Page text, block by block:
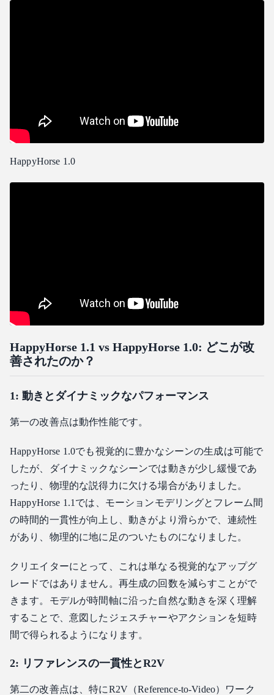
HappyHorse 1.0
HappyHorse 1.1 vs HappyHorse 1.0: どこが改
善されたのか？
1: 動きとダイナミックなパフォーマンス
第一の改善点は動作性能です。
HappyHorse 1.0でも視覚的に豊かなシーンの生成は可能で
したが、ダイナミックなシーンでは動きが少し緩慢であ
ったり、物理的な説得力に欠ける場合がありました。
HappyHorse 1.1では、モーションモデリングとフレーム間
の時間的一貫性が向上し、動きがより滑らかで、連続性
があり、物理的に地に足のついたものになりました。
クリエイターにとって、これは単なる視覚的なアップグ
レードではありません。再生成の回数を減らすことがで
きます。モデルが時間軸に沿った自然な動きを深く理解
することで、意図したジェスチャーやアクションを短時
間で得られるようになります。
2: リファレンスの一貫性とR2V
第二の改善点は、特にR2V（Reference-to-Video）ワーク